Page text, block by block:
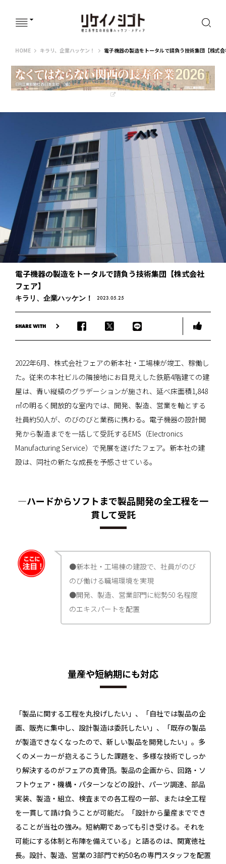
HOMEリケイノシゴト
キラリ、企業ハッケン！ 電子機器の製造をトータルで請負う技術集団【株式
電子機器の製造をトータルで請負う技術集団【株式会社
フェア】
キラリ、企業ハッケン！ 2023.05.25
SHARE WITH
2022年6月、株式会社フェアの新本社・工場棟が竣工、稼働し
た。従来の本社ビルの隣接地にお目見えした鉄筋4階建ての建
屋は、青い縦縞のグラデーションが施され、延べ床面積1,848
㎡の明るく開放的な室内では、開発、製造、営業を軸とする
社員約50人が、のびのびと業務に携わる。電子機器の設計開
発から製造までを一括して受託するEMS（Electronics
Manufacturing Service）で発展を遂げたフェア。新本社の建
設は、同社の新たな成長を予感させている。
―ハードからソフトまで製品開発の全工程を一
貫して受託
●新本社・工場棟の建設で、社員がのび
のび働ける職場環境を実現
●開発、製造、営業部門に総勢50 名程度
のエキスパートを配置
量産や短納期にも対応
「製品に関する工程を丸投げしたい」、「自社では製品の企
画、販売に集中し、設計製造は委託したい」、「既存の製品
が製造できなくなったので、新しい製品を開発したい」。多
くのメーカーが抱えるこうした課題を、多様な技術でしっか
り解決するのがフェアの真骨頂。製品の企画から、回路・ソ
フトウェア・機構・パターンなどの設計、パーツ調達、部品
実装、製造・組立、検査までの各工程の一部、または全工程
を一貫して請け負うことが可能だ。「設計から量産まででき
ることが当社の強み。短納期であっても引き受ける。それを
可能にする体制と布陣を備えている」と語るのは、関寛徳社
長。設計、製造、営業の3部門で約50名の専門スタッフを配置